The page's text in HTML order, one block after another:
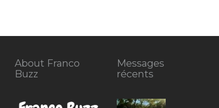
About Franco
Buzz
Messages
récents